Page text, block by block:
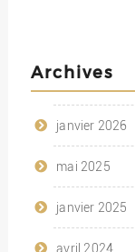
Archives
janvier 2026
mai 2025
janvier 2025
avril 2024